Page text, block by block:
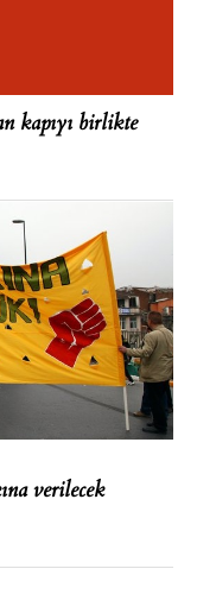
kapıyı birlikte
verilecek